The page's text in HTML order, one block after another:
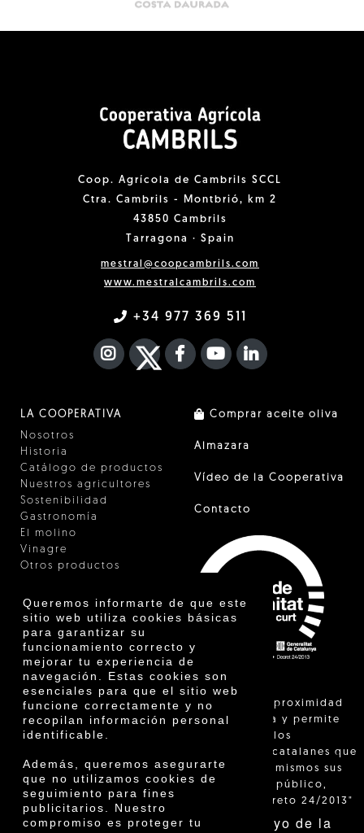
Queremos informarte de que este
sitio web utiliza cookies básicas
para garantizar su
funcionamiento correcto y
mejorar tu experiencia de
navegación. Estas cookies son
esenciales para que el sitio web
funcione correctamente y no
recopilan información personal
identificable.
Además, queremos asegurarte
que no utilizamos cookies de
seguimiento para fines
publicitarios. Nuestro
compromiso es proteger tu
Coop. Agrícola de Cambrils SCCL
Ctra. Cambrils - Montbrió, km 2
43850 Cambrils
Tarragona · Spain
mestral@coopcambrils.com
www.mestralcambrils.com
+34 977 369 511
INSTAGRAM
TWITTER
FACEBOOK F
YOUTUBEFA LINKEDIN
LA COOPERATIVA
Nosotros
Historia
Catálogo de productos
Nuestros agricultores
Sostenibilidad
Gastronomía
El molino
Vinagre
Otros productos
Premios
Innovación
Comprar aceite oliva
Almazara
Vídeo de la Cooperativa
Contacto
"La venta de proximidad
está regulada y permite
identificar a los
agricultores catalanes que
venden ellos mismos sus
productos al público,
según el Decreto 24/2013"
Con el apoyo de la